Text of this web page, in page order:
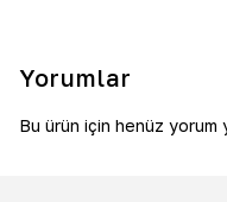
Yorumlar
Bu ürün için henüz yorum